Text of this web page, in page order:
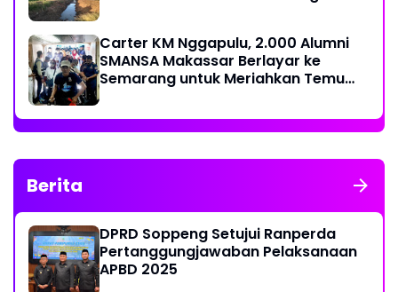
Carter KM Nggapulu, 2.000 Alumni
SMANSA Makassar Berlayar ke
Semarang untuk Meriahkan Temu
Berita
DPRD Soppeng Setujui Ranperda
Pertanggungjawaban Pelaksanaan
APBD 2025